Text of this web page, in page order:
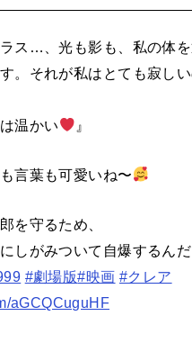
ラス…、光も影も、私の体
。それが私はとても寂し
温かい
』
言葉も可愛いね〜
を守るため、
しがみついて自爆するん
#劇場版#映画 #クレア
aGCQCuguHF